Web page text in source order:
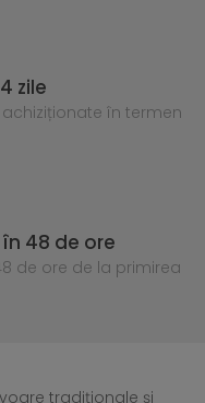
zile
în termen
48 de ore
de ore de la primirea
tradiționale și